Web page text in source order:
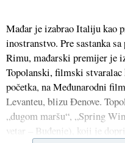
Mađar je izabrao Italiju kao
inostranstvo. Pre sastanka
Rimu, mađarski premijer je
Topolanski, filmski stvaralac
početka, na Međunarodni
Levanteu, blizu Đenove.
„dugom maršu“, „Spring
vetar – Buđenje), koji je